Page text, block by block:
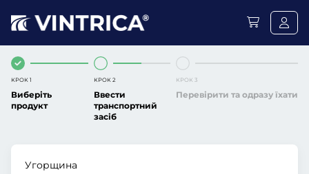
КРОК 1
Виберіть
продукт
КРОК 2
Ввести
транспортний
засіб
КРОК 3
Перевірити та одразу їхати
Угорщина